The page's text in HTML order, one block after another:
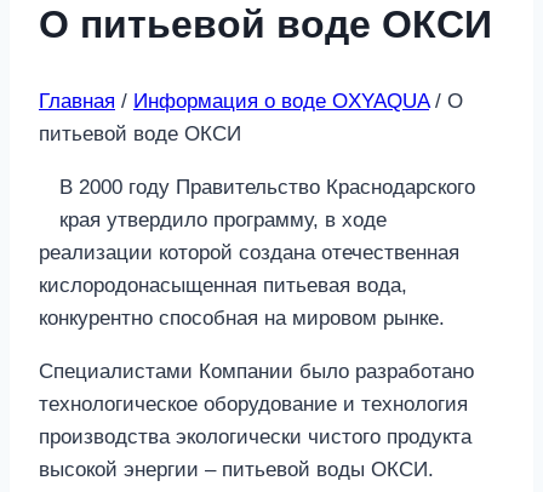
О питьевой воде ОКСИ
Главная / Информация о воде OXYAQUA / О
питьевой воде ОКСИ
В 2000 году Правительство Краснодарского
края утвердило программу, в ходе
реализации которой создана отечественная
кислородонасыщенная питьевая вода,
конкурентно способная на мировом рынке.
Специалистами Компании было разработано
технологическое оборудование и технология
производства экологически чистого продукта
высокой энергии – питьевой воды ОКСИ.